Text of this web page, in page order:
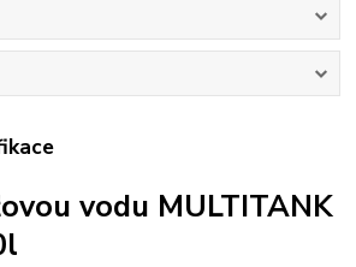
vodu MULTITANK